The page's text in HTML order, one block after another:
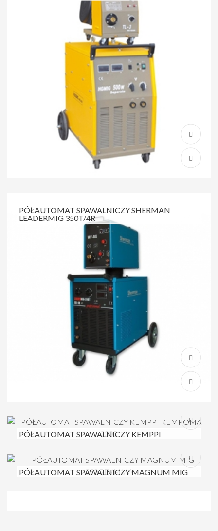
PÓŁAUTOMAT SPAWALNICZY SHERMAN
LEADERMIG 350T/4R
PÓŁAUTOMAT SPAWALNICZY KEMPPI
PÓŁAUTOMAT SPAWALNICZY MAGNUM MIG